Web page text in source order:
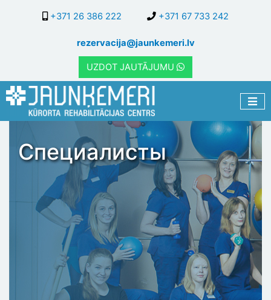
основному
содержанию
+371 26 386 222 +371 67 733 242
rezervacija@jaunkemeri.lv
UZDOT JAUTĀJUMU
Специалисты